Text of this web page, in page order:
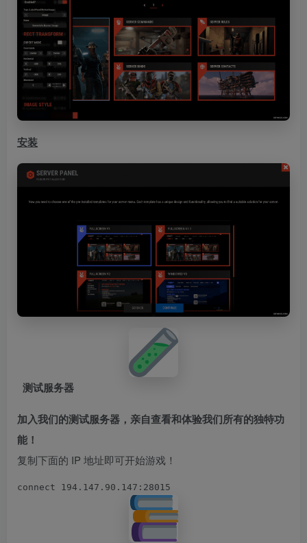
安装
测试服务器
加入我们的测试服务器，亲自查看和体验我们所有的独特功
能！
复制下面的 IP 地址即可开始游戏！
connect 194.147.90.147:28015